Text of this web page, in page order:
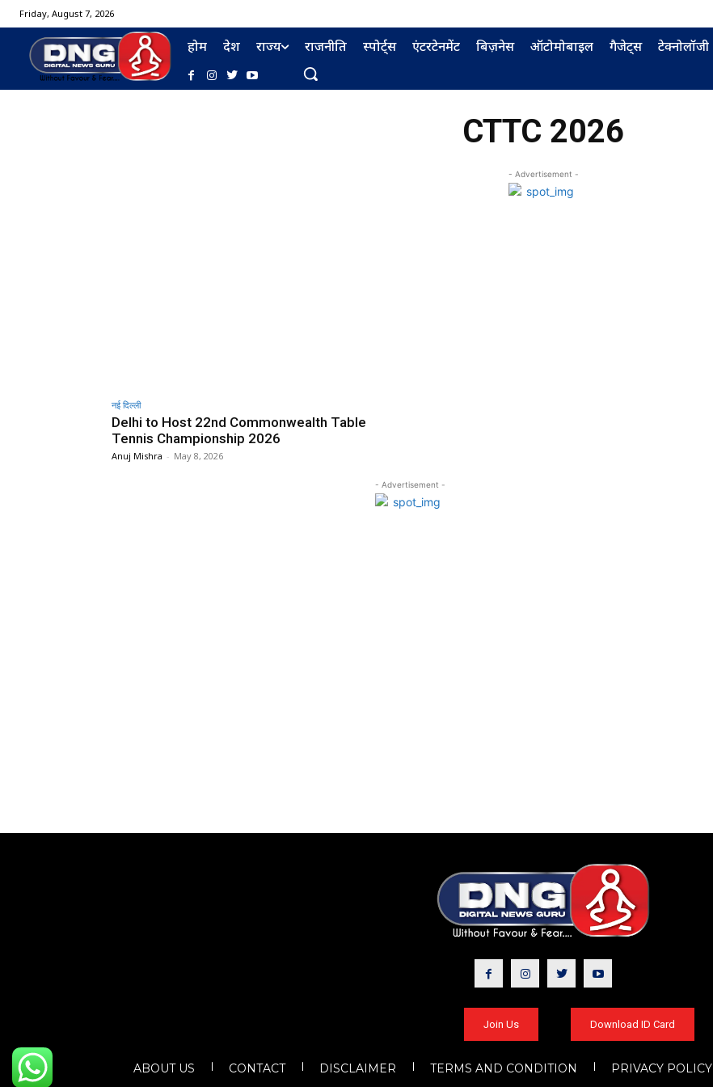
Friday, August 7, 2026
होम देश राज्य राजनीति स्पोर्ट्स एंटरटेनमेंट बिज़नेस ऑटोमोबाइल गैजेट्स टेक्नोलॉजी
CTTC 2026
- Advertisement -
नई दिल्ली
Delhi to Host 22nd Commonwealth Table
Tennis Championship 2026
Anuj Mishra - May 8, 2026
- Advertisement -
Join Us Download ID Card
ABOUT US CONTACT DISCLAIMER TERMS AND CONDITION PRIVACY POLICY